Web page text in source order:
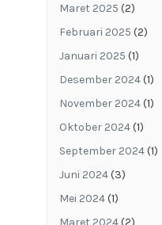
Maret 2025 (2)
Februari 2025 (2)
Januari 2025 (1)
Desember 2024(1)
November 2024(1)
Oktober 2024(1)
September 2024(1)
Juni 2024(3)
Mei 2024(1)
Maret 2024(2)